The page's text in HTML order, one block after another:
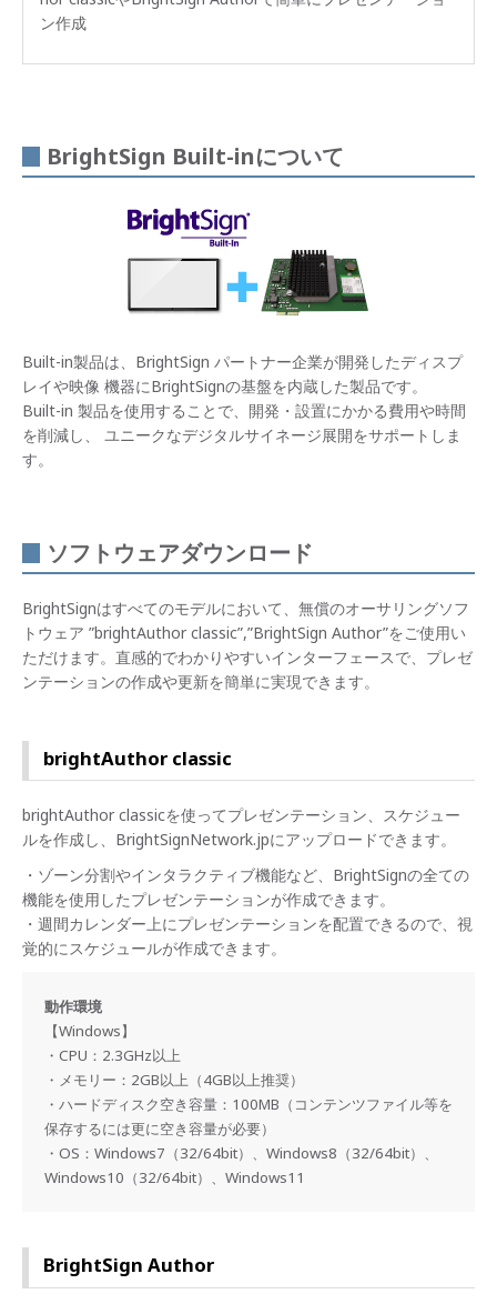
ン作成
BrightSign Built-inについて
Built-in製品は、BrightSign パートナー企業が開発したディスプ
レイや映像 機器にBrightSignの基盤を内蔵した製品です。
Built-in 製品を使用することで、開発・設置にかかる費用や時間
を削減し、 ユニークなデジタルサイネージ展開をサポートしま
す。
ソフトウェアダウンロード
BrightSignはすべてのモデルにおいて、無償のオーサリングソフ
トウェア ”brightAuthor classic”,”BrightSign Author”をご使用い
ただけます。直感的でわかりやすいインターフェースで、プレゼ
ンテーションの作成や更新を簡単に実現できます。
brightAuthor classic
brightAuthor classicを使ってプレゼンテーション、スケジュー
ルを作成し、BrightSignNetwork.jpにアップロードできます。
・ゾーン分割やインタラクティブ機能など、BrightSignの全ての
機能を使用したプレゼンテーションが作成できます。
・週間カレンダー上にプレゼンテーションを配置できるので、視
覚的にスケジュールが作成できます。
動作環境
【Windows】
・CPU：2.3GHz以上
・メモリー：2GB以上（4GB以上推奨）
・ハードディスク空き容量：100MB（コンテンツファイル等を
保存するには更に空き容量が必要）
・OS：Windows7（32/64bit）、Windows8（32/64bit）、
Windows10（32/64bit）、Windows11
BrightSign Author